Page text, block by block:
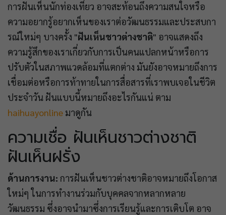
การฝันเห็นนักท่องเที่ยว อาจสะท้อนถึงความสนใจหรือ
ความอยากรู้อยากเห็นของเราต่อวัฒนธรรมและประสบกา
รณ์ใหม่ๆ บางครั้ง "ฝันเห็นชาวต่างชาติ" อาจแสดงถึง
ความรู้สึกของเราเกี่ยวกับการเป็นคนแปลกหน้าหรือการ
ปรับตัวในสภาพแวดล้อมที่แตกต่าง มันยังอาจหมายถึงการ
เชื่อมต่อหรือการท้าทายในการสื่อสารที่เราพบเจอในชีวิต
ประจำวัน ฝันแบบนี้หมายถึงอะไรกันแน่ ตาม
haihuayonline มาดูกัน
ความเชื่อ ฝันเห็นชาวต่างชาติ
ฝันเห็นฝรั่ง
ด้านการงาน: การฝันเห็นชาวต่างชาติอาจหมายถึงโอกาส
ใหม่ๆ ในการทำงานร่วมกับบุคคลจากหลากหลาย
วัฒนธรรม ซึ่งอาจนำมาซึ่งการเรียนรู้และการเติบโต อาจ